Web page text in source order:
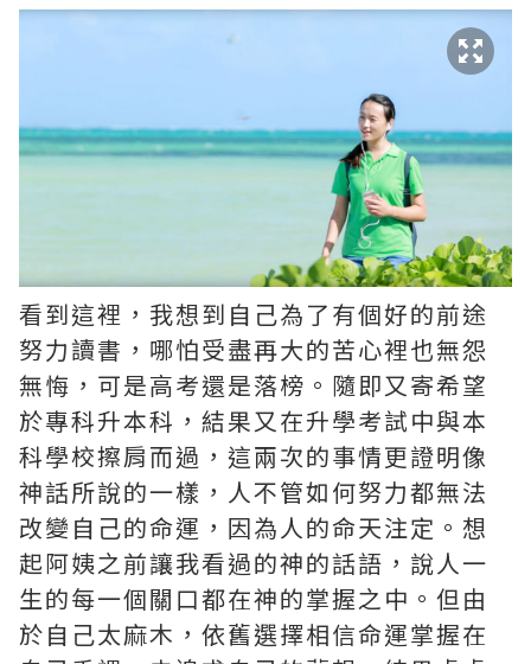
看到這裡，我想到自己為了有個好的前途
努力讀書，哪怕受盡再大的苦心裡也無怨
無悔，可是高考還是落榜。隨即又寄希望
於專科升本科，結果又在升學考試中與本
科學校擦肩而過，這兩次的事情更證明像
神話所說的一樣，人不管如何努力都無法
改變自己的命運，因為人的命天注定。想
起阿姨之前讓我看過的神的話語，說人一
生的每一個關口都在神的掌握之中。但由
於自己太麻木，依舊選擇相信命運掌握在